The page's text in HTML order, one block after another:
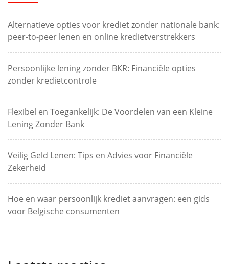
Alternatieve opties voor krediet zonder nationale bank:
peer-to-peer lenen en online kredietverstrekkers
Persoonlijke lening zonder BKR: Financiële opties
zonder kredietcontrole
Flexibel en Toegankelijk: De Voordelen van een Kleine
Lening Zonder Bank
Veilig Geld Lenen: Tips en Advies voor Financiële
Zekerheid
Hoe en waar persoonlijk krediet aanvragen: een gids
voor Belgische consumenten